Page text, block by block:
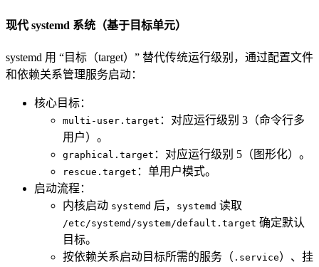
现代 systemd 系统（基于目标单元）
systemd 用 “目标（target）” 替代传统运行级别，通过配置文件
和依赖关系管理服务启动：
核心目标：
multi-user.target ：对应运行级别 3（命令行多
用户）。
graphical.target ：对应运行级别 5（图形化）。
rescue.target ：单用户模式。
启动流程：
内核启动 systemd 后， systemd 读取
/etc/systemd/system/default.target 确定默认
目标。
按依赖关系启动目标所需的服务（ .service）、挂